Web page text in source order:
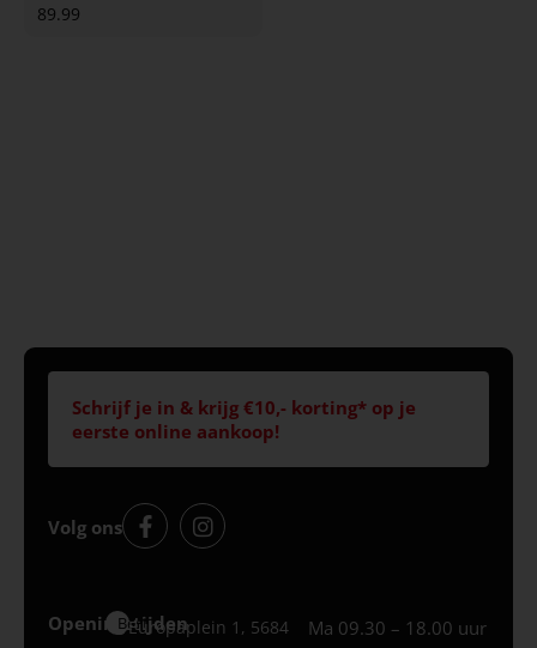
89.99
Schrijf je in & krijg €10,- korting* op je
eerste online aankoop!
Volg ons
Openingstijden
Best
Europaplein 1, 5684
Ma 09.30 – 18.00 uur